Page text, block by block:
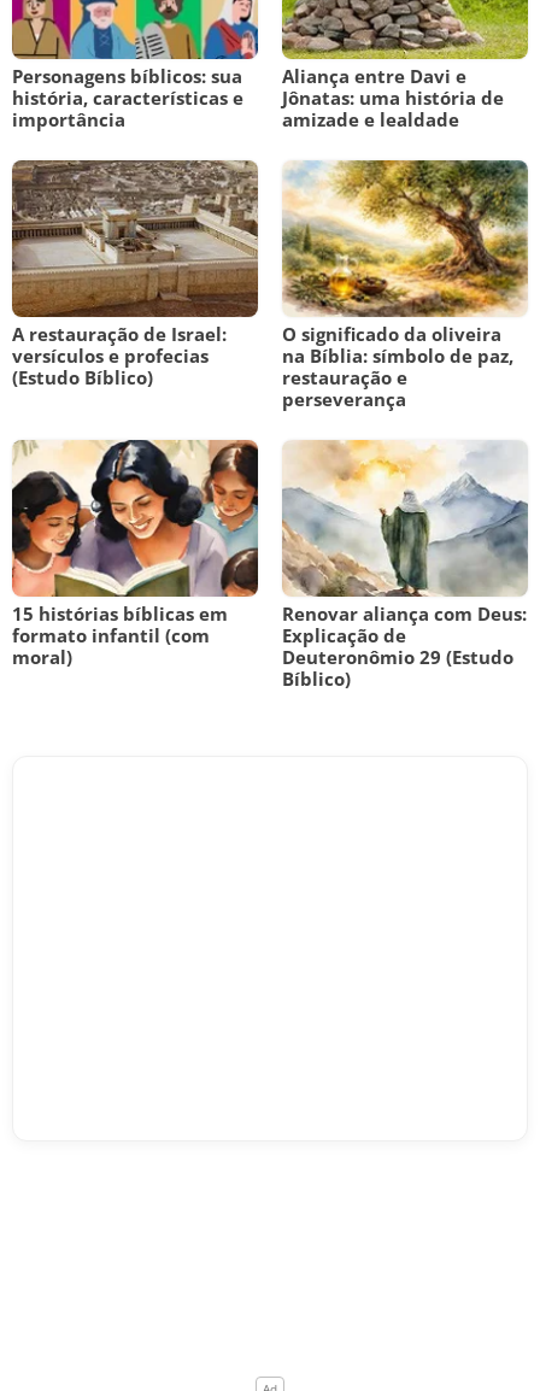
Personagens bíblicos: sua
história, características e
importância
Aliança entre Davi e
Jônatas: uma história de
amizade e lealdade
A restauração de Israel:
versículos e profecias
(Estudo Bíblico)
O significado da oliveira
na Bíblia: símbolo de paz,
restauração e
perseverança
15 histórias bíblicas em
formato infantil (com
moral)
Renovar aliança com Deus:
Explicação de
Deuteronômio 29 (Estudo
Bíblico)